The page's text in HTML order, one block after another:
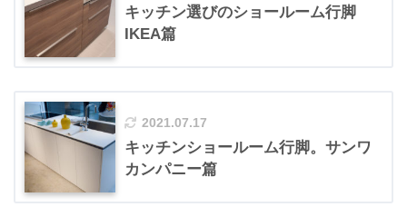
キッチン選びのショールーム行脚
IKEA篇
2021.07.17
キッチンショールーム行脚。サンワ
カンパニー篇